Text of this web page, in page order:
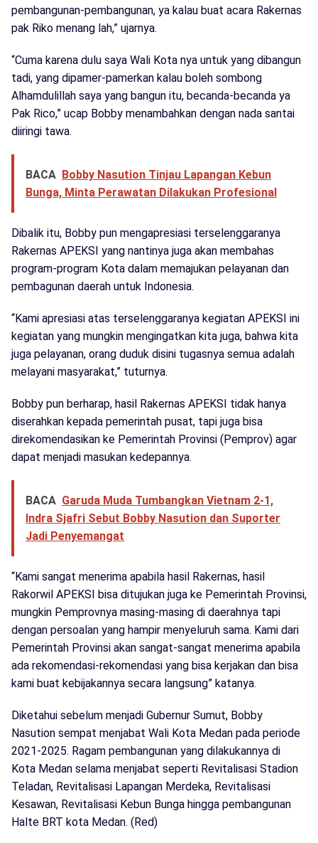
pembangunan-pembangunan, ya kalau buat acara Rakernas
pak Riko menang lah,” ujarnya.
“Cuma karena dulu saya Wali Kota nya untuk yang dibangun
tadi, yang dipamer-pamerkan kalau boleh sombong
Alhamdulillah saya yang bangun itu, becanda-becanda ya
Pak Rico,” ucap Bobby menambahkan dengan nada santai
diiringi tawa.
BACA Bobby Nasution Tinjau Lapangan Kebun
Bunga, Minta Perawatan Dilakukan Profesional
Dibalik itu, Bobby pun mengapresiasi terselenggaranya
Rakernas APEKSI yang nantinya juga akan membahas
program-program Kota dalam memajukan pelayanan dan
pembagunan daerah untuk Indonesia.
“Kami apresiasi atas terselenggaranya kegiatan APEKSI ini
kegiatan yang mungkin mengingatkan kita juga, bahwa kita
juga pelayanan, orang duduk disini tugasnya semua adalah
melayani masyarakat,” tuturnya.
Bobby pun berharap, hasil Rakernas APEKSI tidak hanya
diserahkan kepada pemerintah pusat, tapi juga bisa
direkomendasikan ke Pemerintah Provinsi (Pemprov) agar
dapat menjadi masukan kedepannya.
BACA Garuda Muda Tumbangkan Vietnam 2-1,
Indra Sjafri Sebut Bobby Nasution dan Suporter
Jadi Penyemangat
“Kami sangat menerima apabila hasil Rakernas, hasil
Rakorwil APEKSI bisa ditujukan juga ke Pemerintah Provinsi,
mungkin Pemprovnya masing-masing di daerahnya tapi
dengan persoalan yang hampir menyeluruh sama. Kami dari
Pemerintah Provinsi akan sangat-sangat menerima apabila
ada rekomendasi-rekomendasi yang bisa kerjakan dan bisa
kami buat kebijakannya secara langsung” katanya.
Diketahui sebelum menjadi Gubernur Sumut, Bobby
Nasution sempat menjabat Wali Kota Medan pada periode
2021-2025. Ragam pembangunan yang dilakukannya di
Kota Medan selama menjabat seperti Revitalisasi Stadion
Teladan, Revitalisasi Lapangan Merdeka, Revitalisasi
Kesawan, Revitalisasi Kebun Bunga hingga pembangunan
Halte BRT kota Medan. (Red)